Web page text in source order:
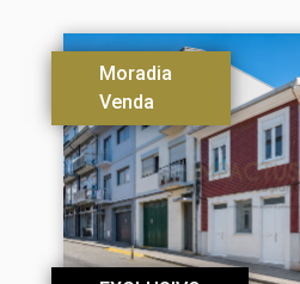
Moradia
Venda